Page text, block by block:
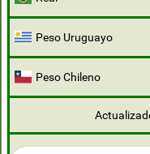
Peso Uruguayo
Peso Chileno